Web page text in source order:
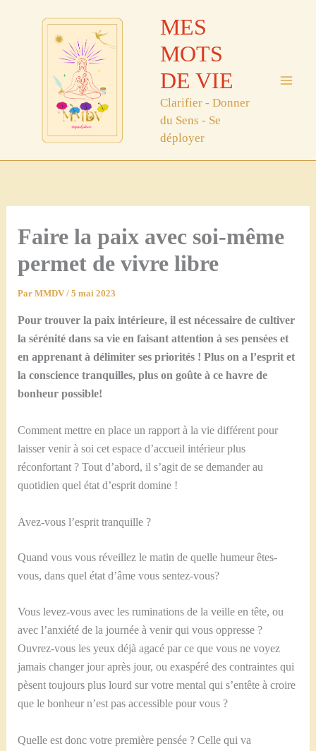
MES
MOTS
DE VIE
Clarifier - Donner
du Sens - Se
déployer
Faire la paix avec soi-même
permet de vivre libre
Par MMDV / 5 mai 2023
Pour trouver la paix intérieure, il est nécessaire de cultiver
la sérénité dans sa vie en faisant attention à ses pensées et
en apprenant à délimiter ses priorités ! Plus on a l’esprit et
la conscience tranquilles, plus on goûte à ce havre de
bonheur possible!
Comment mettre en place un rapport à la vie différent pour
laisser venir à soi cet espace d’accueil intérieur plus
réconfortant ? Tout d’abord, il s’agit de se demander au
quotidien quel état d’esprit domine !
Avez-vous l’esprit tranquille ?
Quand vous vous réveillez le matin de quelle humeur êtes-
vous, dans quel état d’âme vous sentez-vous?
Vous levez-vous avec les ruminations de la veille en tête, ou
avec l’anxiété de la journée à venir qui vous oppresse ?
Ouvrez-vous les yeux déjà agacé par ce que vous ne voyez
jamais changer jour après jour, ou exaspéré des contraintes qui
pèsent toujours plus lourd sur votre mental qui s’entête à croire
que le bonheur n’est pas accessible pour vous ?
Quelle est donc votre première pensée ? Celle qui va